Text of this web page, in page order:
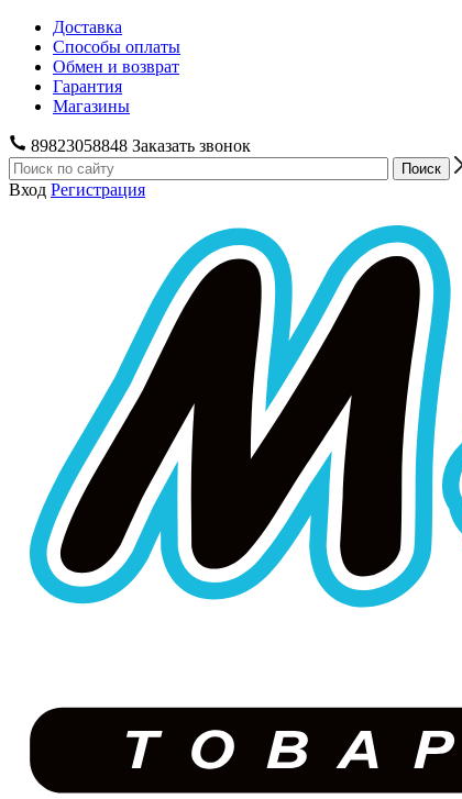
Доставка
Способы оплаты
Обмен и возврат
Гарантия
Магазины
89823058848 Заказать звонок
Вход Регистрация